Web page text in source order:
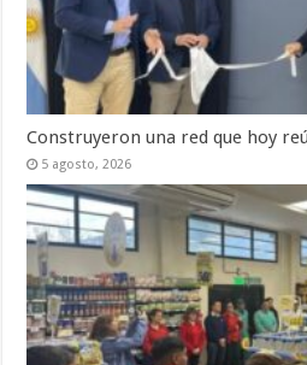
Construyeron una red que hoy
5 agosto, 2026